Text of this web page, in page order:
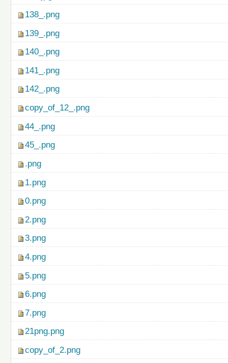
138_.png
139_.png
140_.png
141_.png
142_.png
copy_of_12_.png
44_.png
45_.png
.png
1.png
0.png
2.png
3.png
4.png
5.png
6.png
7.png
21png.png
copy_of_2.png